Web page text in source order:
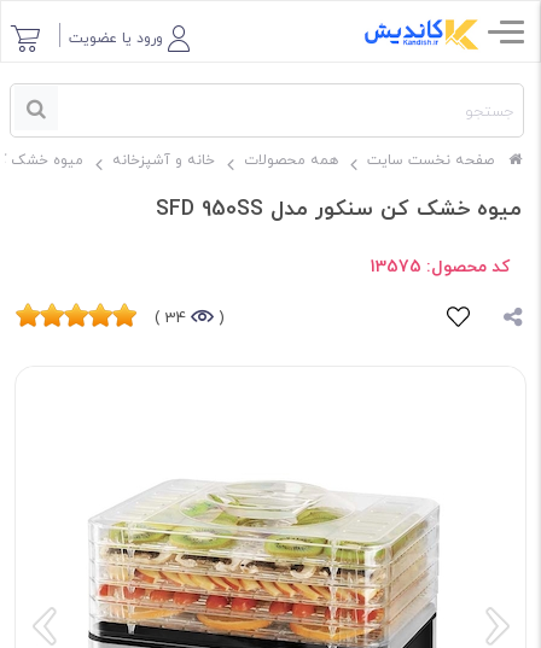
ورود یا عضویت
صفحه نخست سایت همه محصولات خانه و آشپزخانه میوه خشک
میوه خشک کن سنکور مدل SFD 950SS
کد محصول: 13575
(
34 )